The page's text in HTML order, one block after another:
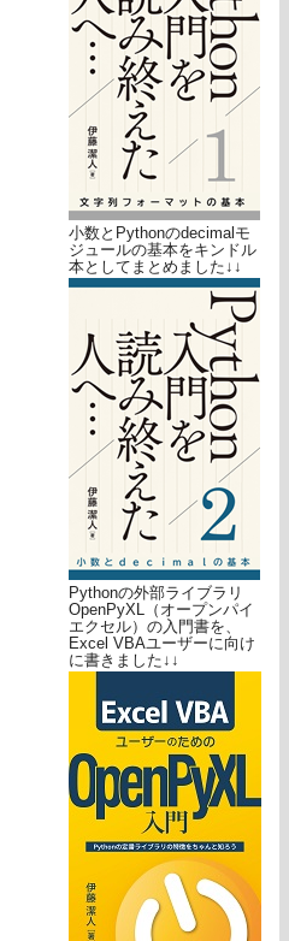
小数とPythonのdecimalモ
ジュールの基本をキンドル
本としてまとめました↓↓
Pythonの外部ライブラリ
OpenPyXL（オープンパイ
エクセル）の入門書を、
Excel VBAユーザーに向け
に書きました↓↓